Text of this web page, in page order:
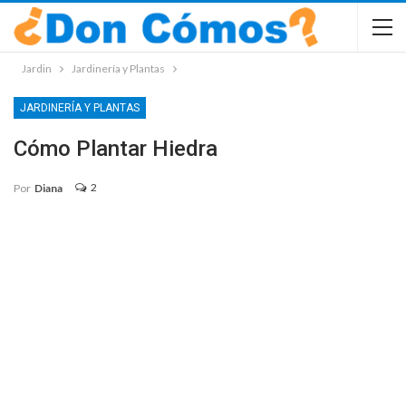
Jardin Jardinería y Plantas
JARDINERÍA Y PLANTAS
Cómo Plantar Hiedra
Por Diana 2